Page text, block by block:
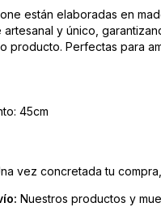
están elaboradas en
y único,
producto. Perfectas para
45cm
vez concretada tu
Nuestros productos y